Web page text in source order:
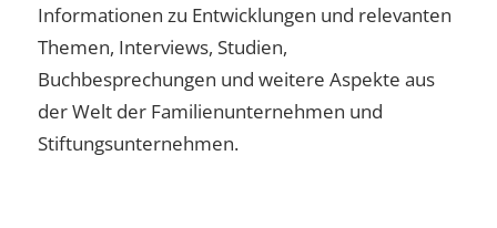
Informationen zu Entwicklungen und relevanten
Themen, Interviews, Studien,
Buchbesprechungen und weitere Aspekte aus
der Welt der Familienunternehmen und
Stiftungsunternehmen.